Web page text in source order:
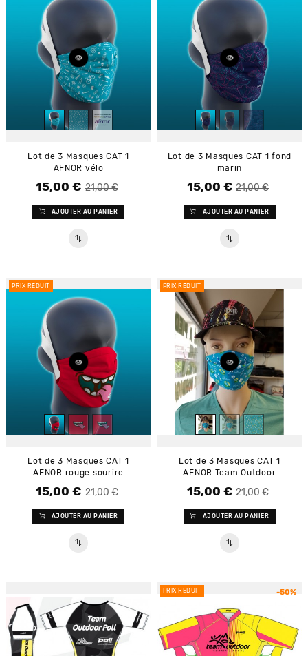
Lot de 3 Masques CAT 1
AFNOR vélo
Prix de base21,00 €
Prix
15,00 €
AJOUTER AU PANIER
Lot de 3 Masques CAT 1 fond
marin
Prix de base21,00 €
Prix
15,00 €
AJOUTER AU PANIER
PRIX RÉDUIT
Lot de 3 Masques CAT 1
AFNOR rouge sourire
Prix de base21,00 €
Prix
15,00 €
AJOUTER AU PANIER
PRIX RÉDUIT
Lot de 3 Masques CAT 1
AFNOR Team Outdoor
Prix de base21,00 €
Prix
15,00 €
AJOUTER AU PANIER
PRIX RÉDUIT -50%